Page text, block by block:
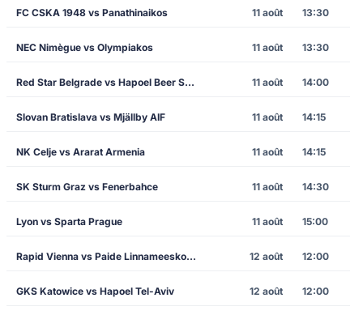
FC CSKA 1948 vs Panathinaikos 11 août 13:30
NEC Nimègue vs Olympiakos 11 août 13:30
Red Star Belgrade vs Hapoel Beer Sheva 11 août 14:00
Slovan Bratislava vs Mjällby AIF 11 août 14:15
NK Celje vs Ararat Armenia 11 août 14:15
SK Sturm Graz vs Fenerbahce 11 août 14:30
Lyon vs Sparta Prague 11 août 15:00
Rapid Vienna vs Paide Linnameeskond 12 août 12:00
GKS Katowice vs Hapoel Tel-Aviv 12 août 12:00